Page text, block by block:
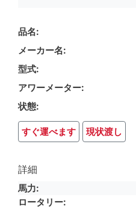
品名
メーカー名
型式
アワーメーター
状態
すぐ運べます 現状渡し
詳細
馬力
ロータリー